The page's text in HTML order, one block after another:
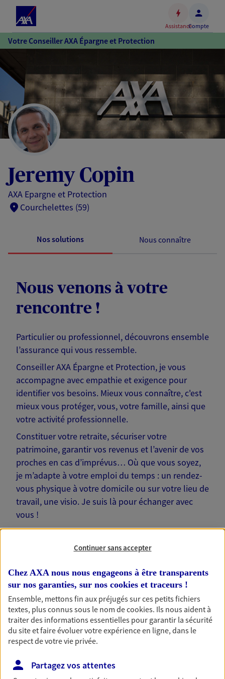
Accéder
au
Accéder
au
pied
de
page
AssistanceCompte
Votre Conseiller AXA Épargne et Protection
Jeremy Copin
AXA Epargne et Protection
Courchelettes (59)
Nos solutions Nous connaître
Nous venons à votre
rencontre !
Particulier ou professionnel, découvrons ensemble
l’assurance qui vous ressemble.
Conseiller AXA Épargne et Protection, je vous
accompagne avec empathie et exigence pour
identifier vos besoins. Mieux vous connaître, c'est
mieux vous protéger, vous, votre famille, ainsi que
votre activité professionnelle.
Constituer votre retraite, sécuriser votre
patrimoine, garantir vos revenus et l’avenir de vos
proches en cas d’imprévus… Où que vous soyez,
je m’adapte à votre emploi du temps : un rendez-
vous physique à votre domicile ou sur votre lieu de
travail, une visio. Je suis là pour échanger avec
vous !
Nos offres phares
Épargne
Réalisez vos projets grâce à votre épargne : achat
immobilier, études des enfants ou voyage autour
du monde… Épargnez à votre rythme et
simplement, selon votre profil.
Continuer sans accepter
Chez AXA nous nous engageons à être transparents
sur nos garanties, sur nos cookies et traceurs !
Ensemble, mettons fin aux préjugés sur ces petits fichiers
textes, plus connus sous le nom decookies. Ils nous aident à
traiter des informations essentielles pour garantir la sécurité
du site et faire évoluer votre expérience en ligne, dans le
respect de votre vie privée.
Partagez vos attentes